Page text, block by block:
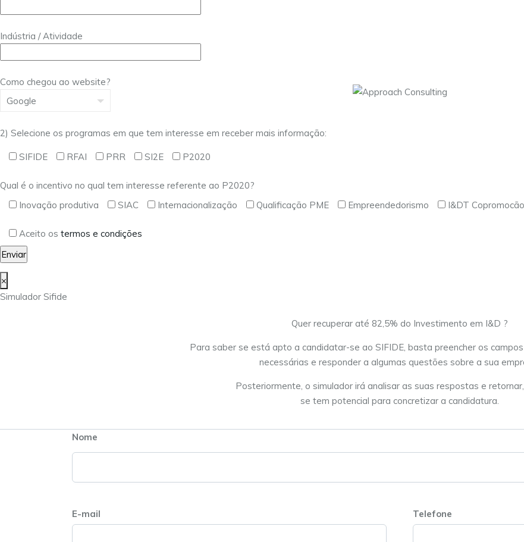
Indústria / Atividade
Como chegou ao website?
2) Selecione os programas em que tem interesse em receber mais informação:
SIFIDE RFAI PRR SI2E P2020
Qual é o incentivo no qual tem interesse referente ao P2020?
Inovação produtiva
SIAC Internacionalização Qualificação PME Empreendedorismo I&DT Copromocão
Aceito os termos e condições
×
Simulador Sifide
Quer recuperar até 82,5% do Investimento em I&D ?
Para saber se está apto a candidatar-se ao SIFIDE, basta preencher os
necessárias e responder a algumas questões sobre a sua
Posteriormente, o simulador irá analisar as suas respostas e
se tem potencial para concretizar a candidatura.
Nome
E-mail Telefone